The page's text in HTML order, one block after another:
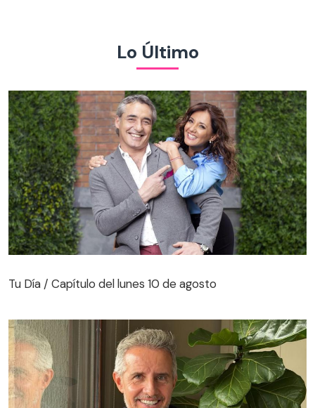
Lo Último
Tu Día / Capítulo del lunes 10 de agosto